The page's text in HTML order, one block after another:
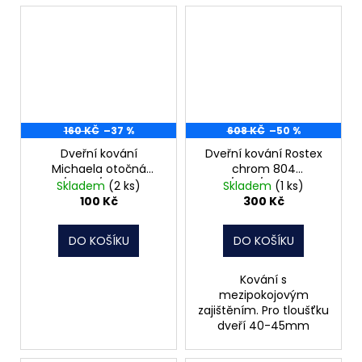
160 KČ –37 %
Dveřní kování
Michaela otočná
klika/koule/klíč rozteč
90
Skladem (2 ks)
100 Kč
DO KOŠÍKU
608 KČ –50 %
Dveřní kování Rostex
chrom 804
klika/klika/WC rosteč
72
Skladem (1 ks)
300 Kč
DO KOŠÍKU
Kování s
mezipokojovým
zajištěním. Pro tloušťku
dveří 40-45mm